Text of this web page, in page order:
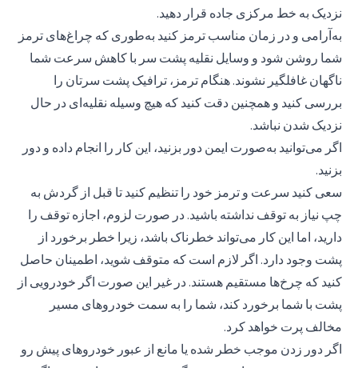
نزدیک به خط مرکزی جاده قرار دهید.
به‌آرامی و در زمان مناسب ترمز کنید به‌طوری که چراغ‌های ترمز
شما روشن شود و وسایل نقلیه پشت سر با کاهش سرعت شما
ناگهان غافلگیر نشوند. هنگام ترمز، ترافیک پشت سرتان را
بررسی کنید و همچنین دقت کنید که هیچ وسیله نقلیه‌ای در حال
نزدیک شدن نباشد.
اگر می‌توانید به‌صورت ایمن دور بزنید، این کار را انجام داده و دور
بزنید.
سعی کنید سرعت و ترمز خود را تنظیم کنید تا قبل از گردش به
چپ نیاز به توقف نداشته باشید. در صورت لزوم، اجازه توقف را
دارید، اما این کار می‌تواند خطرناک باشد، زیرا خطر برخورد از
پشت وجود دارد. اگر لازم است که متوقف شوید، اطمینان حاصل
کنید که چرخ‌ها مستقیم هستند. در غیر این صورت اگر خودرویی از
پشت با شما برخورد کند، شما را به سمت خودروهای مسیر
مخالف پرت خواهد کرد.
اگر دور زدن موجب خطر شده یا مانع از عبور خودروهای پیش رو